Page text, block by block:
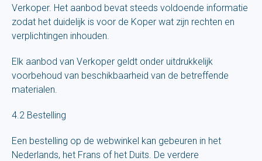
Verkoper. Het aanbod bevat steeds voldoende informatie
zodat het duidelijk is voor de Koper wat zijn rechten en
verplichtingen inhouden.
Elk aanbod van Verkoper geldt onder uitdrukkelijk
voorbehoud van beschikbaarheid van de betreffende
materialen.
4.2 Bestelling
Een bestelling op de webwinkel kan gebeuren in het
Nederlands, het Frans of het Duits. De verdere